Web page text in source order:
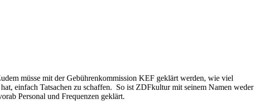
müsse mit der Gebührenkommission KEF geklärt werden, wie viel
einfach Tatsachen zu schaffen. So ist ZDFkultur mit seinem Namen weder
Personal und Frequenzen geklärt.